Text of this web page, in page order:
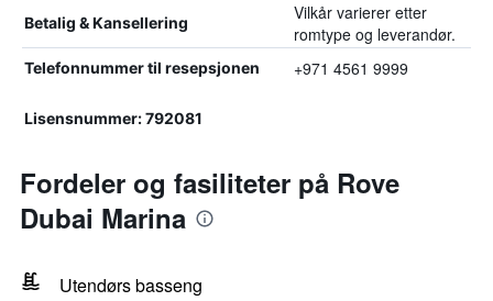
Betalig & Kansellering
Vilkår varierer etter
romtype og leverandør.
Telefonnummer til resepsjonen +971 4561 9999
Lisensnummer: 792081
Fordeler og fasiliteter på Rove
Dubai Marina
Utendørs basseng